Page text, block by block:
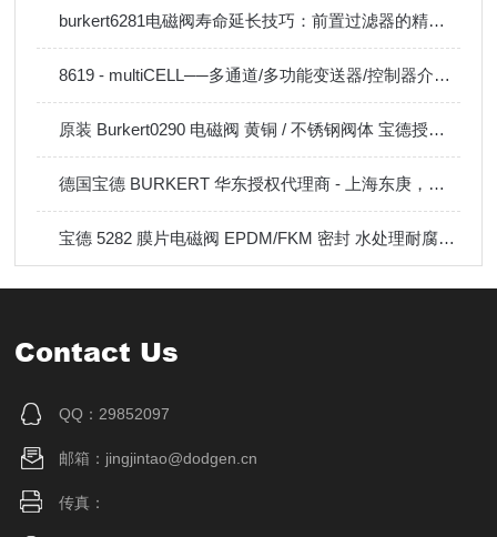
burkert6281电磁阀寿命延长技巧：前置过滤器的精度选择与定期排污
8619 - multiCELL──多通道/多功能变送器/控制器介绍说明
原装 Burkert0290 电磁阀 黄铜 / 不锈钢阀体 宝德授权代理商直发
德国宝德 BURKERT 华东授权代理商 - 上海东庚，电磁阀流量计现货
宝德 5282 膜片电磁阀 EPDM/FKM 密封 水处理耐腐蚀电磁阀现货
Contact Us
QQ：29852097
邮箱：jingjintao@dodgen.cn
传真：